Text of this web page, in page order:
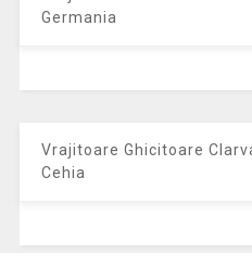
Germania
Vrajitoare Ghicitoare
Cehia